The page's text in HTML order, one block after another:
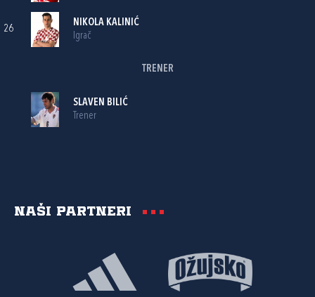
26
NIKOLA KALINIĆ
Igrač
TRENER
SLAVEN BILIĆ
Trener
Naši partneri